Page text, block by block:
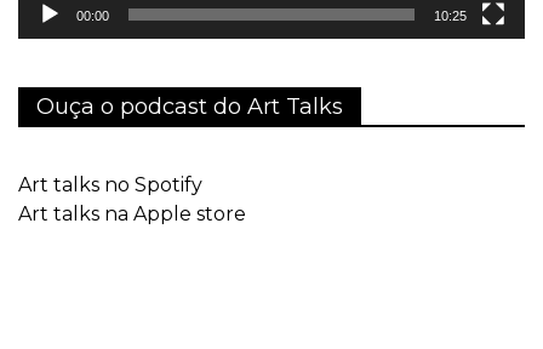
00:00 10:25
Ouça o podcast do Art Talks
Art talks no Spotify
Art talks na Apple store